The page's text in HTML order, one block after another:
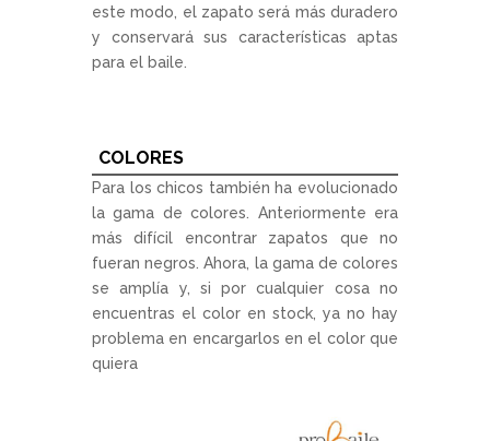
este modo, el zapato será más duradero
y conservará sus características aptas
para el baile.
COLORES
Para los chicos también ha evolucionado
la gama de colores. Anteriormente era
más difícil encontrar zapatos que no
fueran negros. Ahora, la gama de colores
se amplía y, si por cualquier cosa no
encuentras el color en stock, ya no hay
problema en encargarlos en el color que
quiera